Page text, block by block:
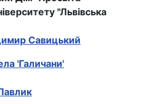
"Львівська
Савицький
'Галичани'